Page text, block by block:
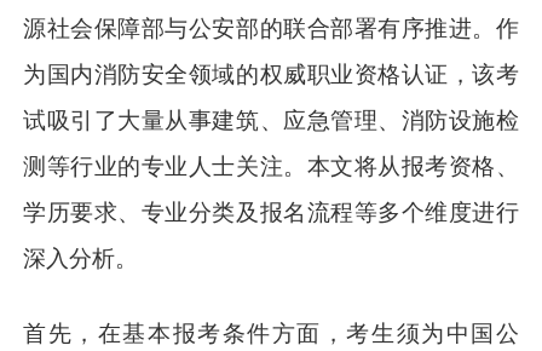
源社会保障部与公安部的联合部署有序推进。作
为国内消防安全领域的权威职业资格认证，该考
试吸引了大量从事建筑、应急管理、消防设施检
测等行业的专业人士关注。本文将从报考资格、
学历要求、专业分类及报名流程等多个维度进行
深入分析。
首先，在基本报考条件方面，考生须为中国公